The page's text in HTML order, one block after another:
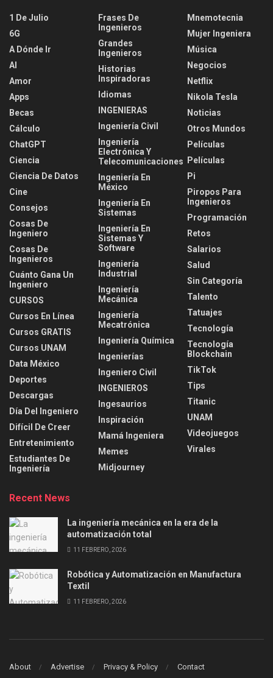
1 De Julio
6G
A Dónde Ir
AI
Amor
Apps
Becas
Cálculo
ChatGPT
Ciencia
Ciencia De Datos
Cine
Consejos
Cosas De
Ingeniero
Cosas De
Ingenieros
Cuánto Gana Un
Ingeniero
CURSOS
Cursos En Línea
Cursos GRATIS
Cursos UNAM
Data México
Deportes
Descargas
Día Del Ingeniero
Difícil De Creer
Entretenimiento
Estudiantes De
Ingeniería
Frases De
Ingenieros
Grandes
Ingenieros
Historias
Inspiradoras
Idiomas
INGENIERAS
Ingeniería Civil
Ingeniería
Electrónica Y
Telecomunicaciones
Ingeniería En
México
Ingeniería En
Sistemas
Ingeniería En
Sistemas Y
Software
Ingeniería
Industrial
Ingeniería
Mecánica
Ingeniería
Mecatrónica
Ingeniería Química
Ingenierías
Ingeniero Civil
INGENIEROS
Ingesaurios
Inspiración
Mamá Ingeniera
Memes
Midjourney
Mnemotecnia
Mujer Ingeniera
Música
Negocios
Netflix
Nikola Tesla
Noticias
Otros Mundos
Películas
Películas
Pi
Piropos Para
Ingenieros
Programación
Retos
Salarios
Salud
Sin Categoría
Talento
Tatuajes
Tecnología
Tecnología
Blockchain
TikTok
Tips
Titanic
UNAM
Videojuegos
Virales
Recent News
La ingeniería mecánica en la era de la
automatización total
11 FEBRERO, 2026
Robótica y Automatización en Manufactura
Textil
11 FEBRERO, 2026
About Advertise Privacy & Policy Contact